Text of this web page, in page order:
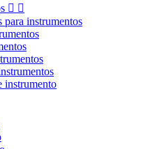
 
para instrumentos
instrumento